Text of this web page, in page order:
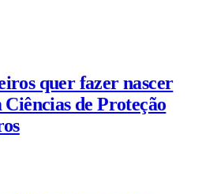
quer fazer nascer
de Proteção